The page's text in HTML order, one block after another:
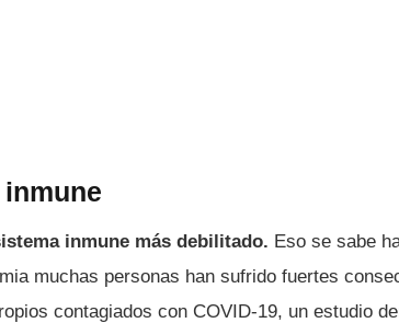
inmune más debilitado. Eso se sabe
muchas personas han sufrido fuertes
contagiados con COVID-19, un estudio